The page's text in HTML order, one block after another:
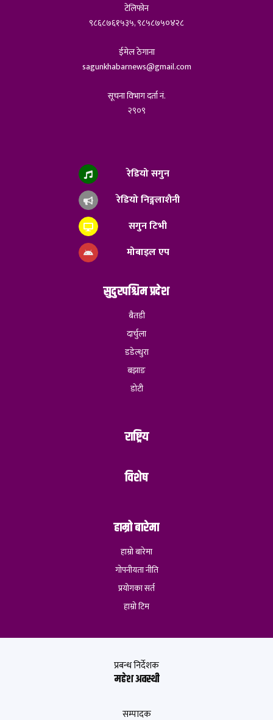
टेलिफोन
९८६८७६१५३५, ९८५८७५०४२८
ईमेल ठेगाना
sagunkhabarnews@gmail.com
सूचना विभाग दर्ता नं.
२९०९
रेडियो सगुन
रेडियो निङ्गलाशैनी
सगुन टिभी
मोबाइल एप
सुदुरपश्चिम प्रदेश
बैतडी
दार्चुला
डडेल्धुरा
बझाङ
डोटी
राष्ट्रिय
विशेष
हाम्रो बारेमा
हाम्रो बारेमा
गोपनीयता नीति
प्रयोगका सर्त
हाम्रो टिम
प्रबन्ध निर्देशक
महेश अवस्थी
सम्पादक